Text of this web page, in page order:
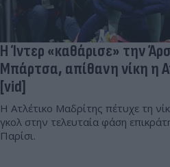
Η Ίντερ «καθάρισε» την
Μπάρτσα, απίθανη νίκη η
[vid]
Η Ατλέτικο Μαδρίτης πέτυχε τη
γκολ στην τελευταία φάση
Παρίσι.